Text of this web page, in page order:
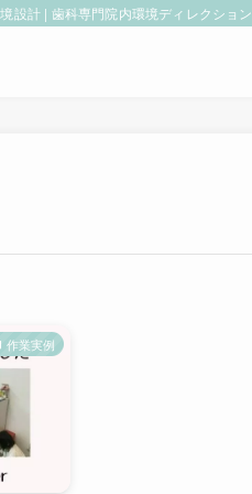
設計 | 歯科専門院内環境ディレクション
作業実例